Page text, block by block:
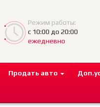
Режим работы:
с 10:00 до 20:00
ежедневно
Продать авто